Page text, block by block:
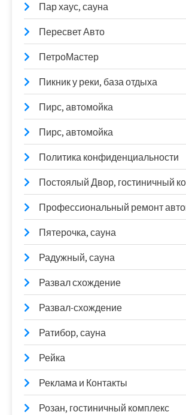
Пар хаус, сауна
Пересвет Авто
ПетроМастер
Пикник у реки, база отдыха
Пирс, автомойка
Пирс, автомойка
Политика конфиденциальности
Постоялый Двор, гостиничный
Профессиональный ремонт
Пятерочка, сауна
Радужный, сауна
Развал схождение
Развал-схождение
Ратибор, сауна
Рейка
Реклама и Контакты
Розан, гостиничный комплекс